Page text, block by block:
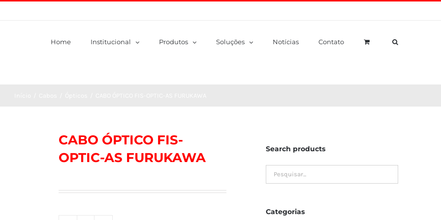
Home Institucional Produtos Soluções Notícias Contato
CABO ÓPTICO FIS-
OPTIC-AS FURUKAWA
Search products
Categorias